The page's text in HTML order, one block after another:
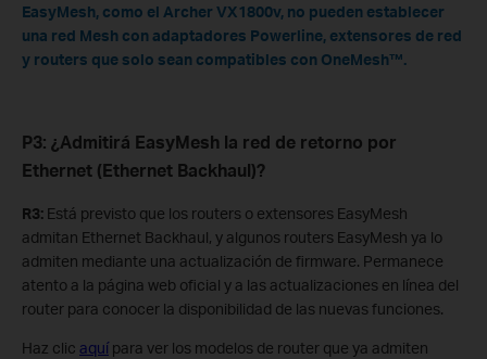
EasyMesh, como el Archer VX1800v, no pueden establecer
una red Mesh con adaptadores Powerline, extensores de red
y routers que solo sean compatibles con OneMesh™.
P3: ¿Admitirá EasyMesh la red de retorno por
Ethernet (Ethernet Backhaul)?
R3: Está previsto que los routers o extensores EasyMesh
admitan Ethernet Backhaul, y algunos routers EasyMesh ya lo
admiten mediante una actualización de firmware. Permanece
atento a la página web oficial y a las actualizaciones en línea del
router para conocer la disponibilidad de las nuevas funciones.
Haz clic aquí para ver los modelos de router que ya admiten